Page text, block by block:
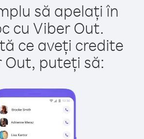
să apelați în
cu Viber Out.
ce aveți credite
Out, puteți să: